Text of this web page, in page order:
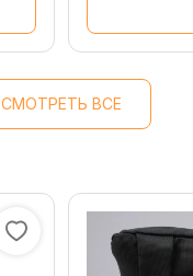
СМОТРЕТЬ ВСЕ